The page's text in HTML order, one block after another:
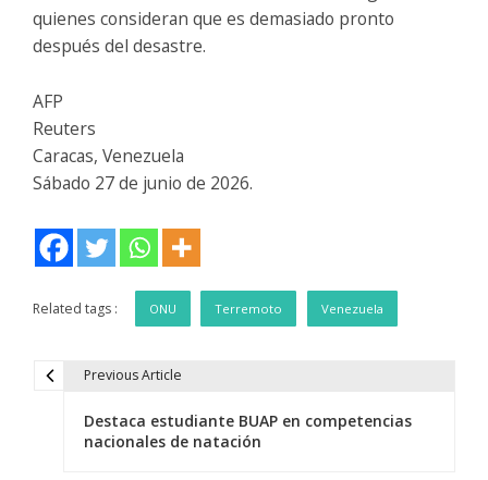
quienes consideran que es demasiado pronto
después del desastre.
AFP
Reuters
Caracas, Venezuela
Sábado 27 de junio de 2026.
Related tags : ONU Terremoto Venezuela
Previous Article
Destaca estudiante BUAP en competencias
nacionales de natación